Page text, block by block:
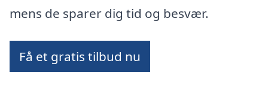
mens de sparer dig tid og besvær.
Få et gratis tilbud nu